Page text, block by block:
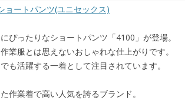
ョートパンツ(ユニセックス)
ぴったりなショートパンツ「4100」が登場。
業服とは思えないおしゃれな仕上がりです。
も活躍する一着として注目されています。
作業着で高い人気を誇るブランド。